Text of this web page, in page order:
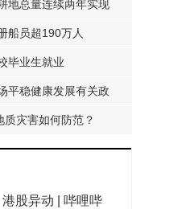
监测自动化
地总量连续两年实现
船员超190万人
毕业生就业
平稳健康发展有关政
灾害如何防范？
港股异动 | 哔哩哔